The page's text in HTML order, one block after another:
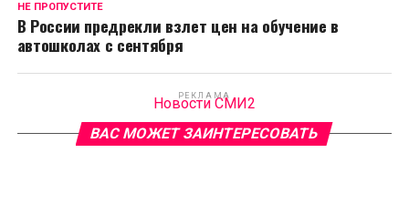
НЕ ПРОПУСТИТЕ
В России предрекли взлет цен на обучение в
автошколах с сентября
РЕКЛАМА
Новости СМИ2
ВАС МОЖЕТ ЗАИНТЕРЕСОВАТЬ